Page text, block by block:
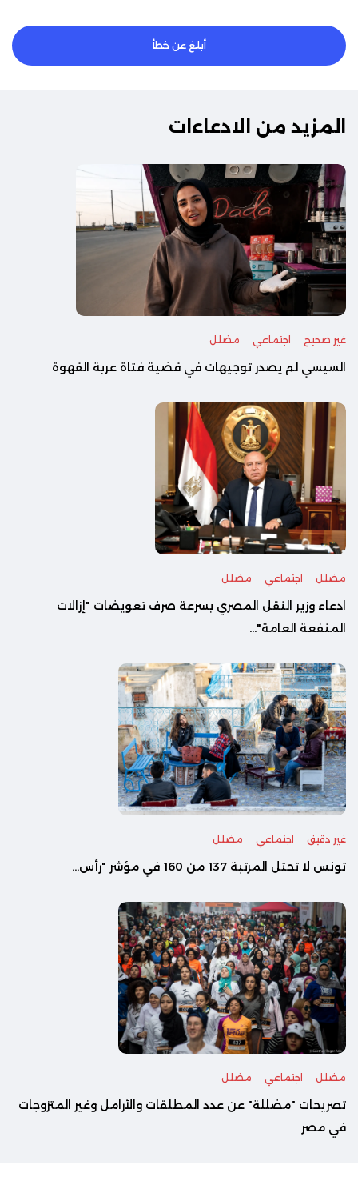
أبلغ عن خطأ
المزيد من الادعاءات
غير صحيح اجتماعي مضلل
السيسي لم يصدر توجيهات في قضية فتاة عربة القهوة
مضلل اجتماعي مضلل
ادعاء وزير النقل المصري بسرعة صرف تعويضات "إزالات
المنفعة العامة"...
غير دقيق اجتماعي مضلل
تونس لا تحتل المرتبة 137 من 160 في مؤشر "رأس...
مضلل اجتماعي مضلل
تصريحات "مضللة" عن عدد المطلقات والأرامل وغير المتزوجات
في مصر